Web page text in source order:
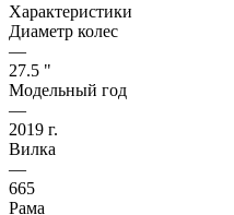
Характеристики
Диаметр колес
—
27.5 "
Модельный год
—
2019 г.
Вилка
—
665
Рама